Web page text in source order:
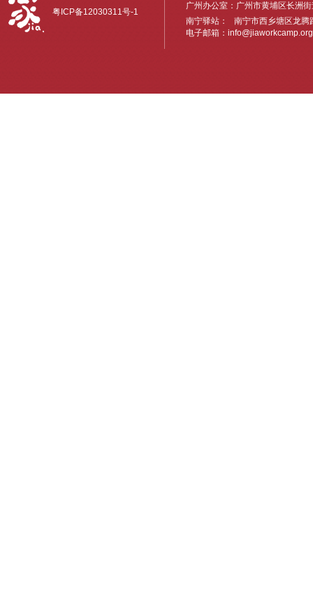
粤ICP备12030311号-1
广州办公室：广州市黄埔区长洲
南宁驿站： 南宁市西乡塘区龙
电子邮箱： info@jiaworkcamp.org